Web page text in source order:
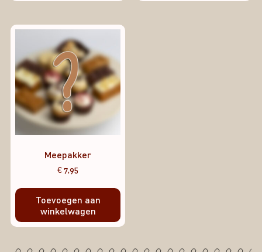
Meepakker
€7,95
Toevoegen aan
winkelwagen